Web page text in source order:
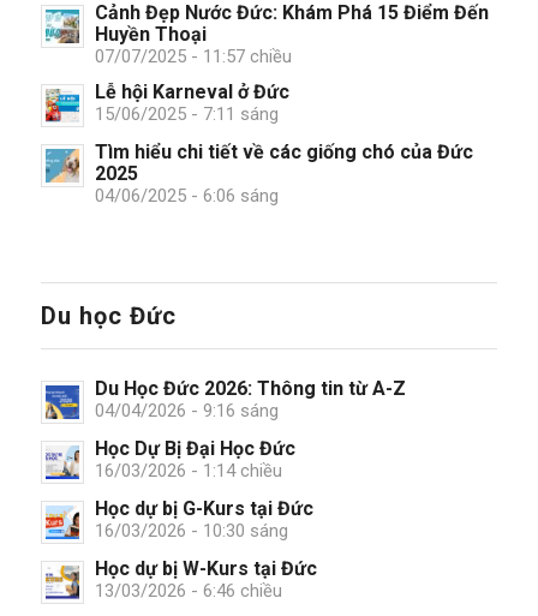
Cảnh Đẹp Nước Đức: Khám Phá 15 Điểm Đến
Huyền Thoại
07/07/2025 - 11:57 chiều
Lễ hội Karneval ở Đức
15/06/2025 - 7:11 sáng
Tìm hiểu chi tiết về các giống chó của Đức
2025
04/06/2025 - 6:06 sáng
Du học Đức
Du Học Đức 2026: Thông tin từ A-Z
04/04/2026 - 9:16 sáng
Học Dự Bị Đại Học Đức
16/03/2026 - 1:14 chiều
Học dự bị G-Kurs tại Đức
16/03/2026 - 10:30 sáng
Học dự bị W-Kurs tại Đức
13/03/2026 - 6:46 chiều